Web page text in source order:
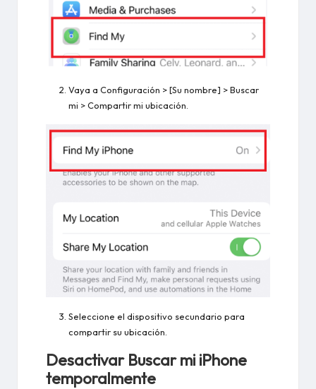
Vaya a Configuración > [Su nombre] > Buscar
mi > Compartir mi ubicación.
Seleccione el dispositivo secundario para
compartir su ubicación.
Desactivar Buscar mi iPhone
temporalmente